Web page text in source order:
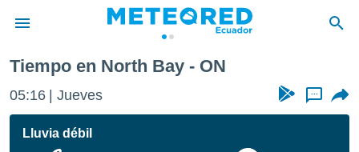
de
ha
Tiempo en North Bay - ON
05:16 Jueves ...
Lluvia débil